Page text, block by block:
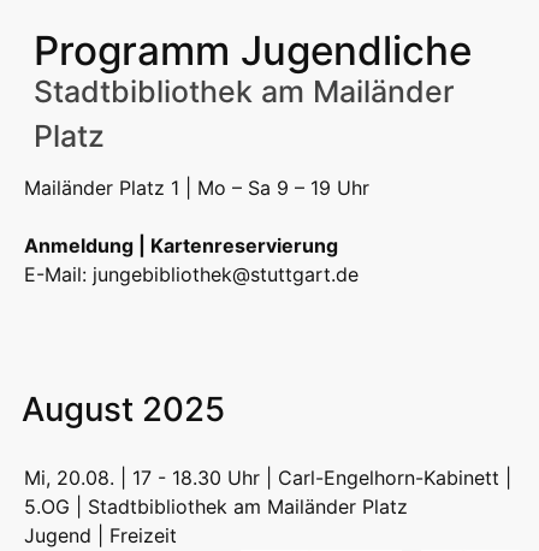
Programm Jugendliche
Stadtbibliothek am Mailänder
Platz
Mailänder Platz 1 | Mo – Sa 9 – 19 Uhr
Anmeldung | Kartenreservierung
E-Mail: jungebibliothek@stuttgart.de
August 2025
Mi, 20.08. | 17 - 18.30 Uhr | Carl-Engelhorn-Kabinett |
5.OG | Stadtbibliothek am Mailänder Platz
Jugend | Freizeit